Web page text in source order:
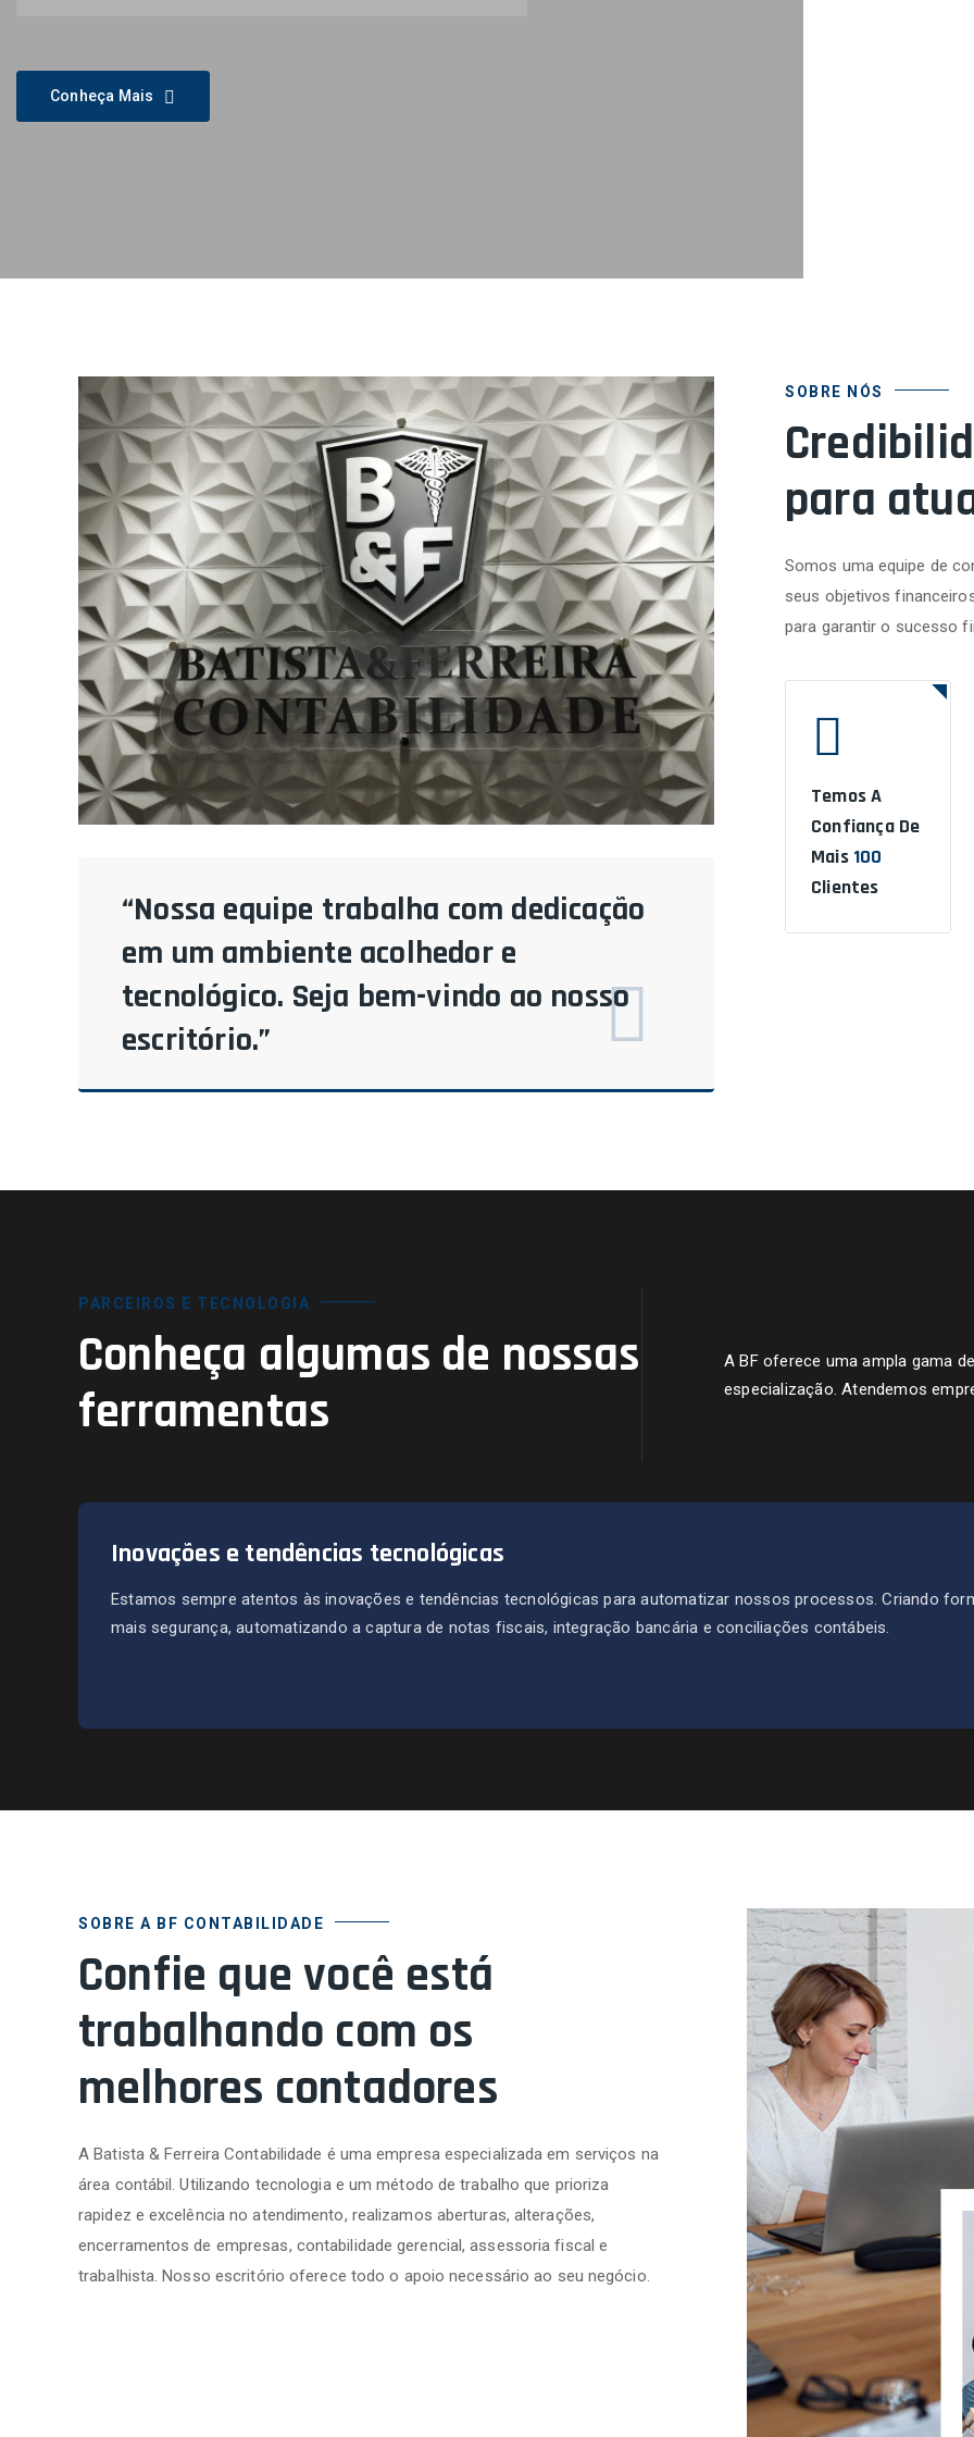
Conheça Mais
“Nossa equipe trabalha com dedicação
em um ambiente acolhedor e
tecnológico. Seja bem-vindo ao nosso
escritório.”
SOBRE NÓS
para
Somos uma equipe de
seus objetivos
para garantir o sucesso
Temos A
Confiança De
Mais 100
Clientes
PARCEIROS E TECNOLOGIA
Conheça algumas de nossas
ferramentas
A BF oferece uma ampla gama
especialização. Atendemos
Inovações e tendências tecnológicas
Estamos sempre atentos às inovações e tendências tecnológicas para automatizar nossos processos. Criando
mais segurança, automatizando a captura de notas fiscais, integração bancária e conciliações contábeis.
SOBRE A BF CONTABILIDADE
Confie que você está
trabalhando com os
melhores contadores
A Batista & Ferreira Contabilidade é uma empresa especializada em serviços na
área contábil. Utilizando tecnologia e um método de trabalho que prioriza
rapidez e excelência no atendimento, realizamos aberturas, alterações,
encerramentos de empresas, contabilidade gerencial, assessoria fiscal e
trabalhista. Nosso escritório oferece todo o apoio necessário ao seu negócio.